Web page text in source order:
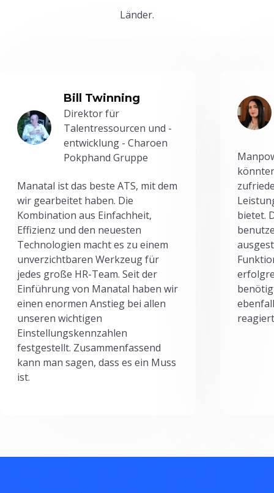
Länder.
Bill Twinning
Direktor für
Talentressourcen und -
entwicklung - Charoen
Pokphand Gruppe
Manatal ist das beste ATS, mit dem
wir gearbeitet haben. Die
Kombination aus Einfachheit,
Effizienz und den neuesten
Technologien macht es zu einem
unverzichtbaren Werkzeug für
jedes große HR-Team. Seit der
Einführung von Manatal haben wir
einen enormen Anstieg bei allen
unseren wichtigen
Einstellungskennzahlen
festgestellt. Zusammenfassend
kann man sagen, dass es ein Muss
ist.
bietet.